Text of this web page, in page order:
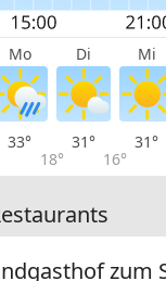
Mo Di Mi
33°
18°
31°
16°
31°